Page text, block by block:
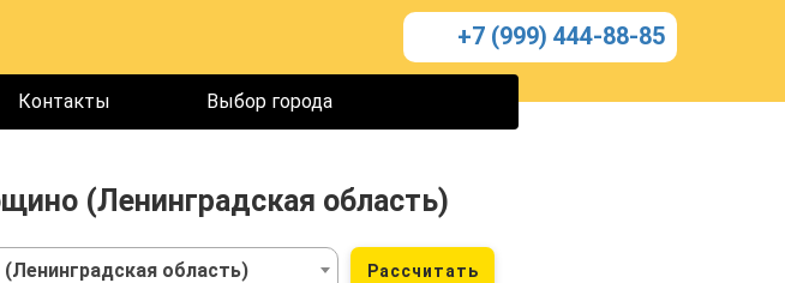
+7 (999) 444-88-85
Контакты Выбор города
(Ленинградская область)
область) Рассчитать